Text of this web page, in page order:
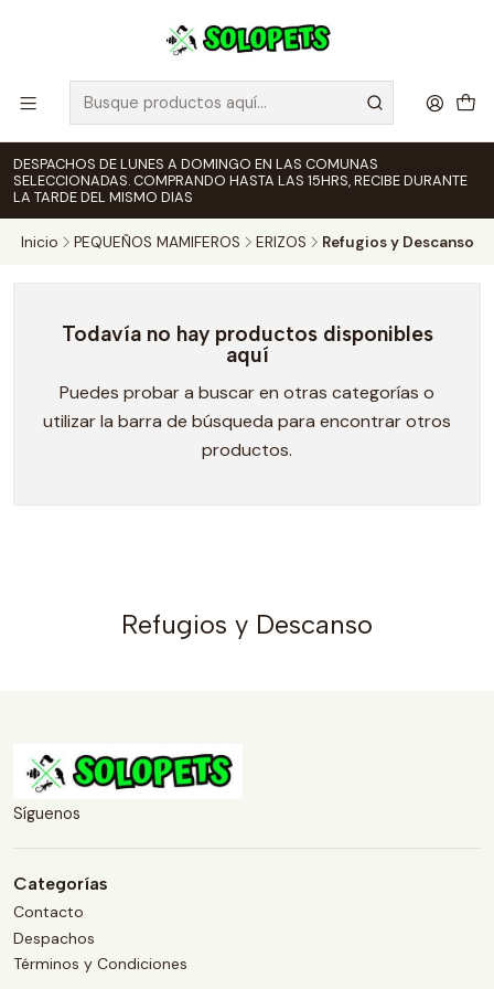
DESPACHOS DE LUNES A DOMINGO EN LAS COMUNAS
SELECCIONADAS. COMPRANDO HASTA LAS 15HRS, RECIBE DURANTE
LA TARDE DEL MISMO DIAS
Inicio PEQUEÑOS MAMIFEROS ERIZOS Refugios y Descanso
Todavía no hay productos disponibles
aquí
Puedes probar a buscar en otras categorías o
utilizar la barra de búsqueda para encontrar otros
productos.
Refugios y Descanso
Síguenos
Categorías
Contacto
Despachos
Términos y Condiciones